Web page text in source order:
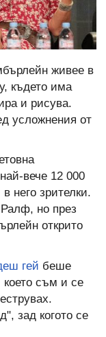
живее в
където има
и рисува.
усложнения от
вече 12 000
него зрителки.
но през
открито
гей беше
което съм и се
зад когото се